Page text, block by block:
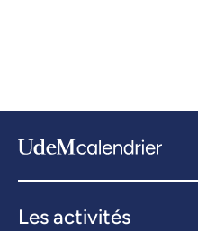
Les activités